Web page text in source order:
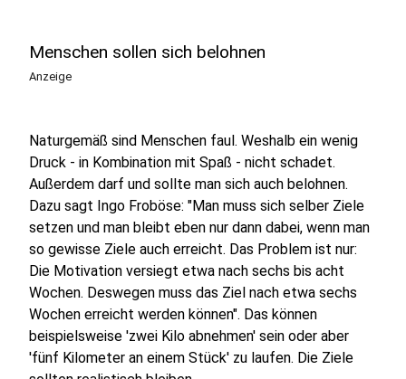
Menschen sollen sich belohnen
Anzeige
Naturgemäß sind Menschen faul. Weshalb ein wenig
Druck - in Kombination mit Spaß - nicht schadet.
Außerdem darf und sollte man sich auch belohnen.
Dazu sagt Ingo Froböse: "Man muss sich selber Ziele
setzen und man bleibt eben nur dann dabei, wenn man
so gewisse Ziele auch erreicht. Das Problem ist nur:
Die Motivation versiegt etwa nach sechs bis acht
Wochen. Deswegen muss das Ziel nach etwa sechs
Wochen erreicht werden können". Das können
beispielsweise 'zwei Kilo abnehmen' sein oder aber
'fünf Kilometer an einem Stück' zu laufen. Die Ziele